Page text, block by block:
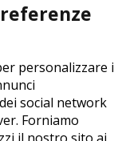
personalizzare i
social network
Forniamo
(BS) - P. Iva:
DynDevice